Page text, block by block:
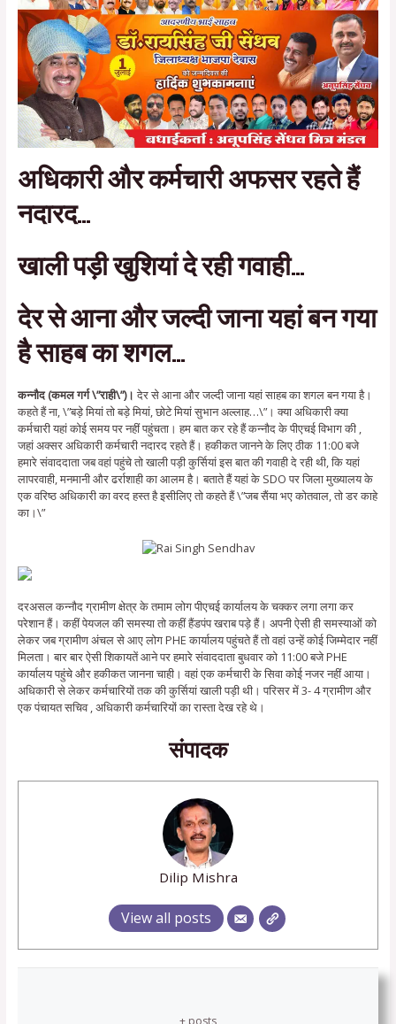
अधिकारी और कर्मचारी अफसर रहते हैं
नदारद…
खाली पड़ी खुशियां दे रही गवाही…
देर से आना और जल्दी जाना यहां बन गया
है साहब का शगल…
कन्नौद (कमल गर्ग \”राही\”)। देर से आना और जल्दी जाना यहां साहब का शगल बन गया है।
कहते हैं ना, \”बड़े मियां तो बड़े मियां, छोटे मियां सुभान अल्लाह…\”। क्या अधिकारी क्या
कर्मचारी यहां कोई समय पर नहीं पहुंचता। हम बात कर रहे हैं कन्नौद के पीएचई विभाग की ,
जहां अक्सर अधिकारी कर्मचारी नदारद रहते हैं। हकीकत जानने के लिए ठीक 11:00 बजे
हमारे संवाददाता जब वहां पहुंचे तो खाली पड़ी कुर्सियां इस बात की गवाही दे रही थी, कि यहां
लापरवाही, मनमानी और ढर्राशाही का आलम है। बताते हैं यहां के SDO पर जिला मुख्यालय के
एक वरिष्ठ अधिकारी का वरद हस्त है इसीलिए तो कहते हैं \”जब सैंया भए कोतवाल, तो डर काहे
का।\”
दरअसल कन्नौद ग्रामीण क्षेत्र के तमाम लोग पीएचई कार्यालय के चक्कर लगा लगा कर
परेशान हैं। कहीं पेयजल की समस्या तो कहीं हैंडपंप खराब पड़े हैं। अपनी ऐसी ही समस्याओं को
लेकर जब ग्रामीण अंचल से आए लोग PHE कार्यालय पहुंचते हैं तो वहां उन्हें कोई जिम्मेदार नहीं
मिलता। बार बार ऐसी शिकायतें आने पर हमारे संवाददाता बुधवार को 11:00 बजे PHE
कार्यालय पहुंचे और हकीकत जानना चाही। वहां एक कर्मचारी के सिवा कोई नजर नहीं आया।
अधिकारी से लेकर कर्मचारियों तक की कुर्सियां खाली पड़ी थी। परिसर में 3- 4 ग्रामीण और
एक पंचायत सचिव , अधिकारी कर्मचारियों का रास्ता देख रहे थे।
संपादक
Dilip Mishra
View all posts